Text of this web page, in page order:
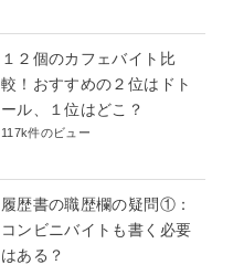
１２個のカフェバイト比
較！おすすめの２位はドト
ール、１位はどこ？
117k件のビュー
履歴書の職歴欄の疑問①：
コンビニバイトも書く必要
はある？